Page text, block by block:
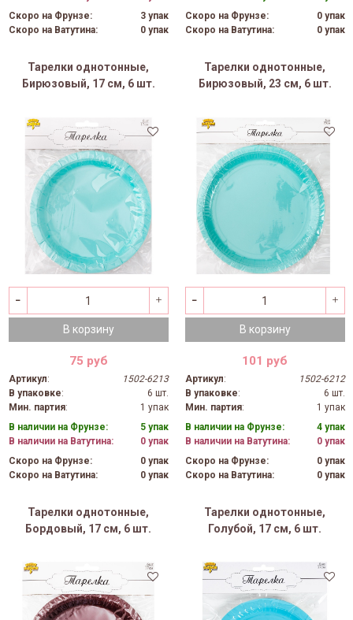
Скоро на Фрунзе:
3 упак
Скоро на Ватутина:
0 упак
Скоро на Фрунзе:
0 упак
Скоро на Ватутина:
0 упак
Тарелки однотонные,
Бирюзовый, 17 см, 6 шт.
В корзину
75 руб
Артикул:
1502-6213
В упаковке:
6 шт.
Мин. партия:
1 упак
В наличии на Фрунзе:
5 упак
В наличии на Ватутина:
0 упак
Скоро на Фрунзе:
0 упак
Скоро на Ватутина:
0 упак
Тарелки однотонные,
Бирюзовый, 23 см, 6 шт.
В корзину
101 руб
Артикул:
1502-6212
В упаковке:
6 шт.
Мин. партия:
1 упак
В наличии на Фрунзе:
4 упак
В наличии на Ватутина:
0 упак
Скоро на Фрунзе:
0 упак
Скоро на Ватутина:
0 упак
Тарелки однотонные,
Бордовый, 17 см, 6 шт.
Тарелки однотонные,
Голубой, 17 см, 6 шт.